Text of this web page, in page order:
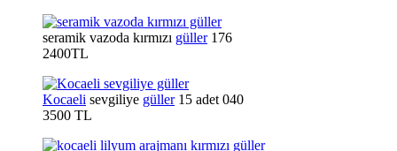
seramik vazoda kırmızı güller176
2400TL
Kocaeli sevgiliye güller15 adet 040
3500 TL